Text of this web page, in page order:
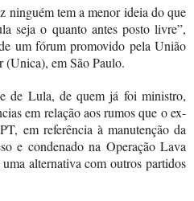
ninguém tem a menor ideia do que
seja o quanto antes posto livre”,
um fórum promovido pela União
(Unica), em São Paulo.
de Lula, de quem já foi ministro,
em relação aos rumos que o ex-
em referência à manutenção da
e condenado na Operação Lava
alternativa com outros partidos